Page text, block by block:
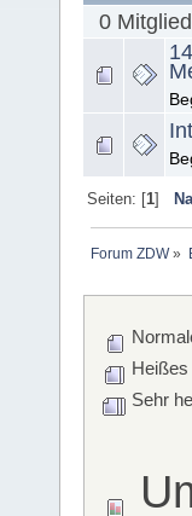
0
Seiten: [1]
Forum ZDW»
Sehr